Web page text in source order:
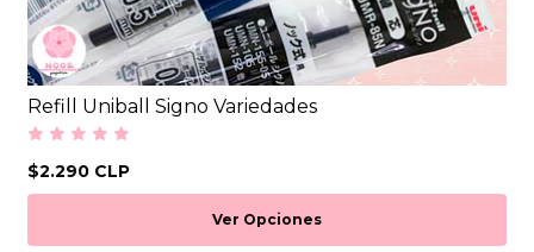
Refill Uniball Signo Variedades
$2.290 CLP
Ver Opciones